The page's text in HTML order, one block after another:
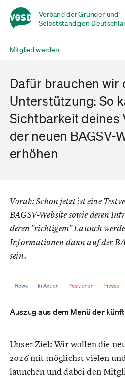
Verband der Gründer und
Selbstständigen
Mitglied werden
Dafür brauchen wir
Unterstützung: So
Sichtbarkeit deines
der neuen BAGSV-
erhöhen
Vorab: Schon jetzt ist eine
BAGSV-Website sowie deren
deren "richtigem" Launch
Informationen dann auf der
sein.
Auszug aus dem Menü der
Unser Ziel: Wir wollen die
2026 mit möglichst vielen
launchen und dabei den